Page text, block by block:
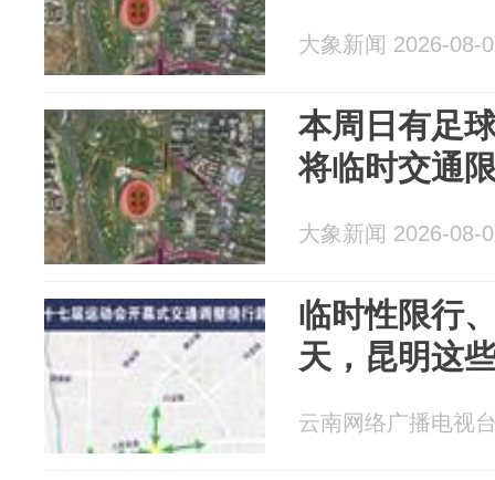
大象新闻 2026-08-
本周日有足
将临时交通
大象新闻 2026-08-
临时性限行
天，昆明这
云南网络广播电视